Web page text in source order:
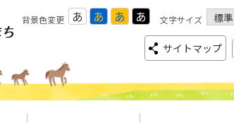
背景色変更 あ あ あ あ 文字サイズ 標準
サイトマップ